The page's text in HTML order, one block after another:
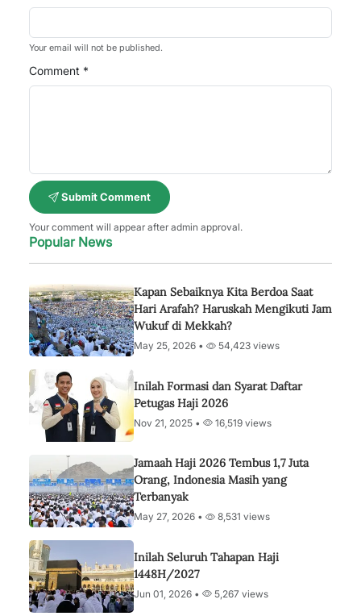
Your email will not be published.
Comment *
Submit Comment
Your comment will appear after admin approval.
Popular News
Kapan Sebaiknya Kita Berdoa Saat
Hari Arafah? Haruskah Mengikuti Jam
Wukuf di Mekkah?
May 25, 2026 • 54,423 views
Inilah Formasi dan Syarat Daftar
Petugas Haji 2026
Nov 21, 2025 • 16,519 views
Jamaah Haji 2026 Tembus 1,7 Juta
Orang, Indonesia Masih yang
Terbanyak
May 27, 2026 • 8,531 views
Inilah Seluruh Tahapan Haji
1448H/2027
Jun 01, 2026 • 5,267 views